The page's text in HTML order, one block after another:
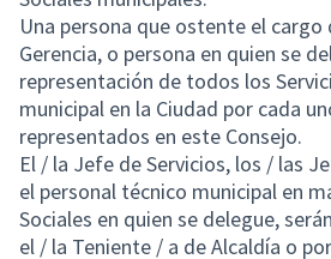
Una persona que ostente el cargo
Gerencia, o persona en quien se
representación de todos los
municipal en la Ciudad por cada
representados en este Consejo.
El / la Jefe de Servicios, los / las
el personal técnico municipal en
Sociales en quien se delegue,
el / la Teniente / a de Alcaldía o